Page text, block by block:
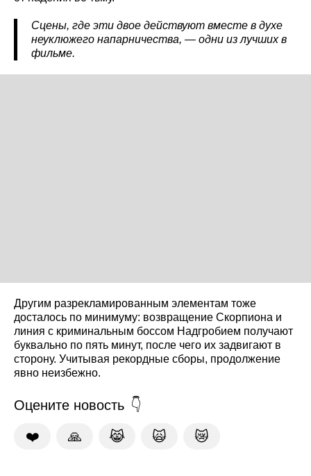
Сцены, где эти двое действуют вместе в духе
неуклюжего напарничества, — одни из лучших в
фильме.
Другим разрекламированным элементам тоже
досталось по минимуму: возвращение Скорпиона и
линия с криминальным боссом Надгробием получают
буквально по пять минут, после чего их задвигают в
сторону. Учитывая рекордные сборы, продолжение
явно неизбежно.
Оцените новость
❤️ 🙏 😹 🙀 😿